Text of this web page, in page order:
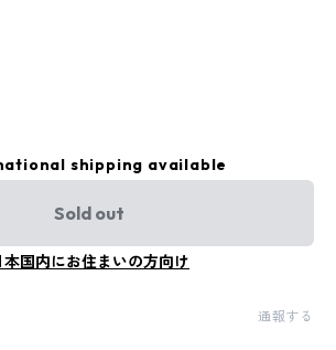
shipping available
Sold out
本国内にお住まいの方向け
通報する